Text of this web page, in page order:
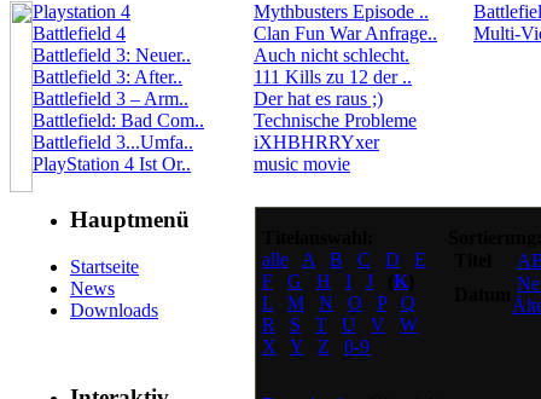
Playstation 4
Battlefield 4
Battlefield 3: Neuer..
Battlefield 3: After..
Battlefield 3 – Arm..
Battlefield: Bad Com..
Battlefield 3...Umfa..
PlayStation 4 Ist Or..
Mythbusters Episode ..
Clan Fun War Anfrage..
Auch nicht schlecht.
111 Kills zu 12 der ..
Der hat es raus ;)
Technische Probleme
iXHBHRRYxer
music movie
Multi-
Hauptmenü
Startseite
News
Downloads
alle
A B C D
E
F
G H I J K
L
M N O P
Q
R
S T U V
W
X
Y Z 0-9